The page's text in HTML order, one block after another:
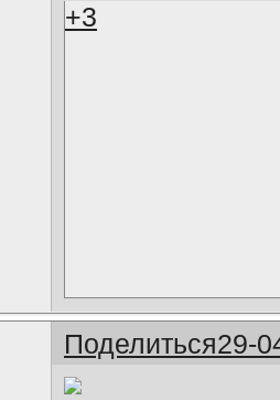
+3
Поделиться29-